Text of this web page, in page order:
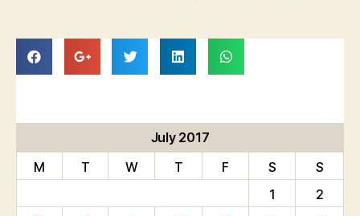
July 2017
M
T W T F S
S
1
2